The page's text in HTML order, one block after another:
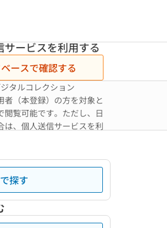
サービスを利用する
ースで確認する
タルコレクション
者（本登録）の方を対象と
閲覧可能です。ただし、日
は、個人送信サービスを利
探す